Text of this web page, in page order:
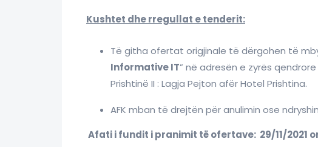
Kushtet dhe rregullat e tenderit:
Të githa ofertat origjinale të dërgohen të
Informative IT” në adresën e zyrës qendrore
Prishtinë II : Lagja Pejton afër Hotel Prishtina.
AFK mban të drejtën për anulimin ose
Afati i fundit i pranimit të ofertave: 29/11/2021